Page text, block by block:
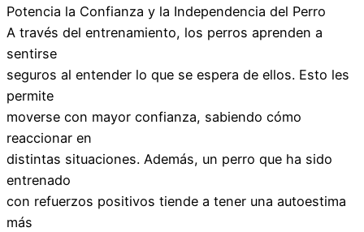
Potencia la Confianza y la Independencia del Perro
A través del entrenamiento, los perros aprenden a
sentirse
seguros al entender lo que se espera de ellos. Esto les
permite
moverse con mayor confianza, sabiendo cómo
reaccionar en
distintas situaciones. Además, un perro que ha sido
entrenado
con refuerzos positivos tiende a tener una autoestima
más